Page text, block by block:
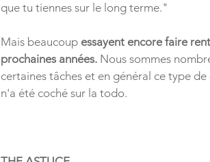
que tu tiennes sur le long terme."
Mais beaucoup essayent encore faire
prochaines années. Nous sommes
certaines tâches et en général ce type
n'a été coché sur la todo.